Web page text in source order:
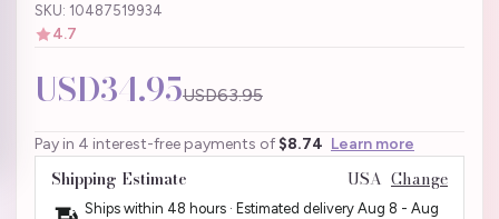
SKU: 10487519934
4.7
USD34.95USD63.95
Pay in 4 interest-free payments of $8.74 Learn more
Shipping Estimate USA Change
Ships within 48 hours · Estimated delivery Aug 8 - Aug